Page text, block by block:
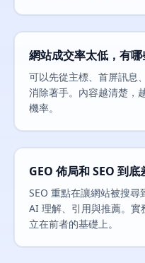
網站成交率太低，有
可以先從主標、首屏訊息
消除著手。內容越清楚，
機率。
GEO 佈局和 SEO 到底
SEO 重點在讓網站被搜
AI 理解、引用與推薦。實
立在前者的基礎上。